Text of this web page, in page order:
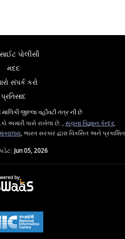
પોલીસી
મદદ
સંપર્ક કરો
પ્રતિસાદ
જીલ્લા વહીવટી તંત્ર ની છે
અમારી પાસે રાખેલા છે. , સૂચના વિજ્ઞાન કેન્દ્ર,
, ભારત સરકાર દ્વારા વિકસિત અને પ્રકાશિત
Jun 05, 2026